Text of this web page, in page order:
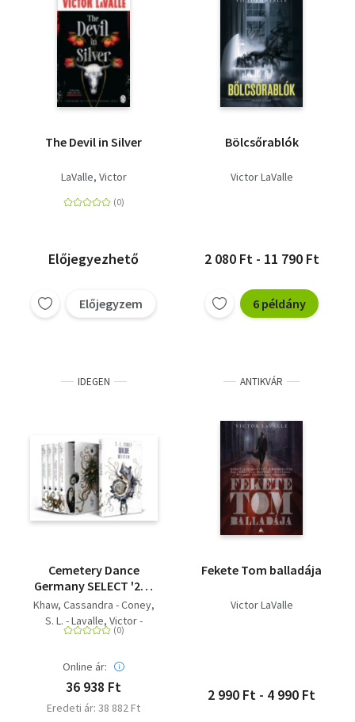
The Devil in Silver
LaValle, Victor
Előjegyezhető
Előjegyzem
Bölcsőrablók
Victor LaValle
2 080 Ft - 11 790 Ft
6 példány
IDEGEN
Cemetery Dance
Germany SELECT '24 -
LOVECRAFTIAN VIBES -
Alle fünf Bände der
2024er Ausgabe von
Germany SELECT im
Sammlerschuber.
Khaw, Cassandra - Coney,
S. L. - Lavalle, Victor -
Kiernan, Caitlín R.
Online ár:
36 938 Ft
Eredeti ár: 38 882 Ft
ANTIKVÁR
Fekete Tom balladája
Victor LaValle
2 990 Ft - 4 990 Ft